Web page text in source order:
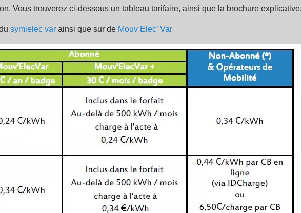
Vous trouverez ci-dessous un tableau tarifaire, ainsi que la brochure explicative.
symielec var ainsi que sur de Mouv Elec’ Var